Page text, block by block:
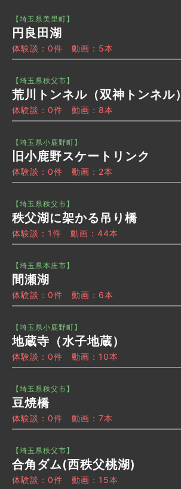
【埼玉県美里町】
円良田湖
体験談：0件 動画：5本
【埼玉県秩父市】
荒川トンネル（双神トンネル）
体験談：0件 動画：8本
【埼玉県小鹿野町】
旧小鹿野スケートリンク
体験談：0件 動画：2本
【埼玉県秩父市】
秩父湖に架かる吊り橋
体験談：1件 動画：44本
【埼玉県本庄市】
間瀬湖
体験談：0件 動画：6本
【埼玉県小鹿野町】
地蔵寺（水子地蔵）
体験談：0件 動画：10本
【埼玉県秩父市】
豆焼橋
体験談：0件 動画：7本
【埼玉県秩父市】
合角ダム(西秩父桃湖)
体験談：0件 動画：15本